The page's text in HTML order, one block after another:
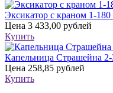
Эксикатор с краном 1-
Цена 3 433,00 рублей
Купить
Капельница Страшейна 2-
Цена 258,85 рублей
Купить